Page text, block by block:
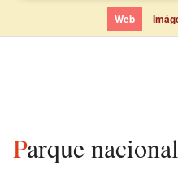
Web
Parque nacional Girringun